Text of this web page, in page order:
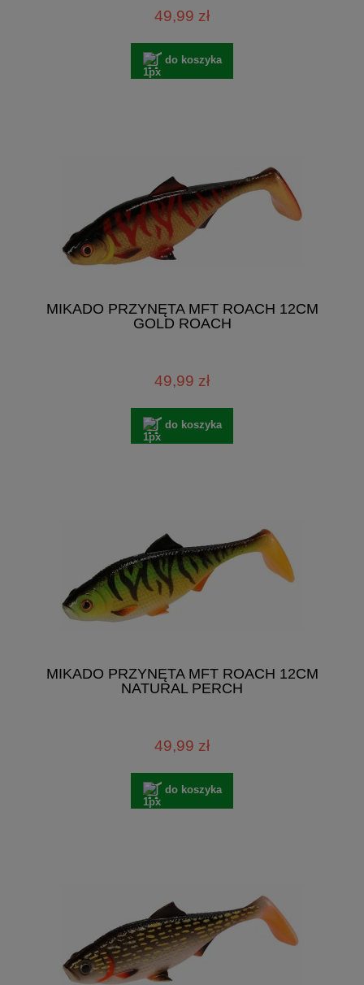
49,99 zł
do koszyka
MIKADO PRZYNĘTA MFT ROACH 12CM
GOLD ROACH
49,99 zł
do koszyka
MIKADO PRZYNĘTA MFT ROACH 12CM
NATURAL PERCH
49,99 zł
do koszyka